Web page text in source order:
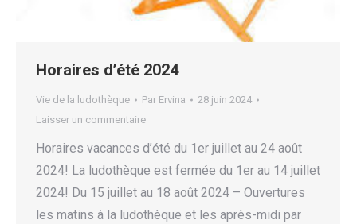
Horaires d’été 2024
Vie de la ludothèque Par Ervina
28 juin 2024
Laisser un commentaire
Horaires vacances d’été du 1er juillet au 24 août
2024! La ludothèque est fermée du 1er au 14 juillet
2024! Du 15 juillet au 18 août 2024 – Ouvertures
les matins à la ludothèque et les après-midi par